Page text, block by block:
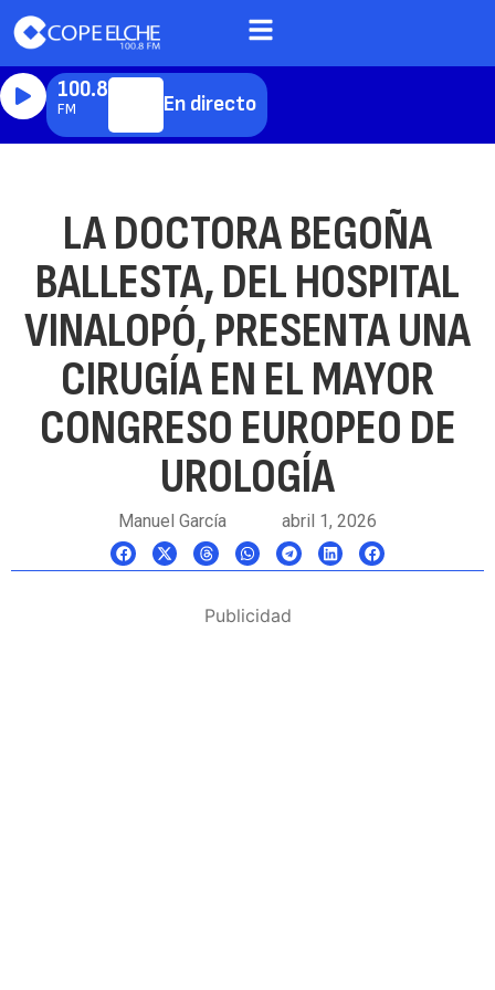
100.8
FM En directo
LA DOCTORA BEGOÑA
BALLESTA, DEL HOSPITAL
VINALOPÓ, PRESENTA UNA
CIRUGÍA EN EL MAYOR
CONGRESO EUROPEO DE
UROLOGÍA
Manuel García abril 1, 2026
Publicidad